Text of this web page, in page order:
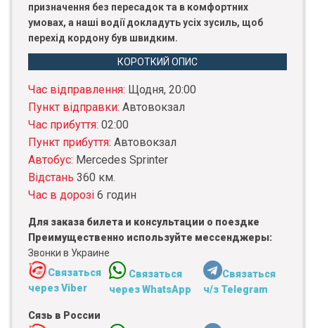
призначення без пересадок та в комфортних
умовах, а наші водії докладуть усіх зусиль, щоб
перехід кордону був швидким.
КОРОТКИЙ ОПИС
Час відправлення: Щодня, 20:00
Пункт відправки: Автовокзал
Час прибуття: 02:00
Пункт прибуття: Автовокзал
Автобус: Mercedes Sprinter
Відстань 360 км.
Час в дорозі 6 годин
Для заказа билета и консультации о поездке
Преимущественно используйте мессенджеры:
Звонки в Украине
Связаться
через Viber
Связаться
через WhatsApp
Связаться
ч/з Telegram
Сязь в России